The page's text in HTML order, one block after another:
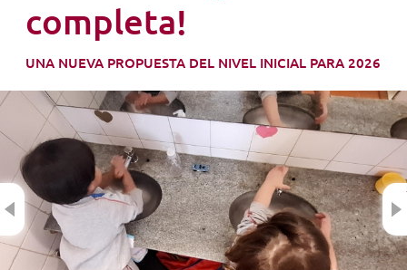
EXTENSIÓN
COMUNIDAD
AGENDA
NOVEDADES
TRABAJAR AQUÍ
completa!
UNA NUEVA PROPUESTA DEL NIVEL INICIAL PARA 2026
Previous